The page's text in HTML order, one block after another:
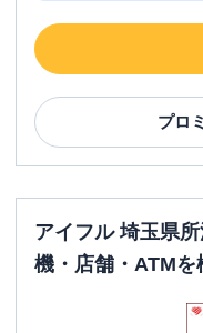
名称
営業時間
ATM営業時間
✕
プロ
アイフル 埼玉県
機・店舗・ATMを